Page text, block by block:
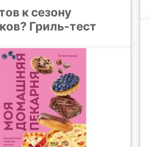
к сезону
Гриль-тест